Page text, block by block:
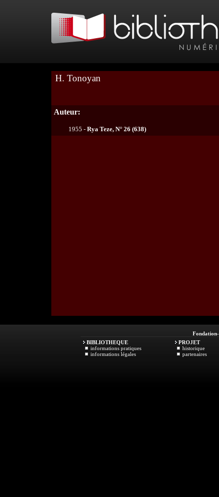
H. Tonoyan
Auteur:
1955 - Rya Teze, N° 26 (638)
Fondation
BIBLIOTHEQUE
informations pratiques
informations légales
PROJET
historique
partenaires